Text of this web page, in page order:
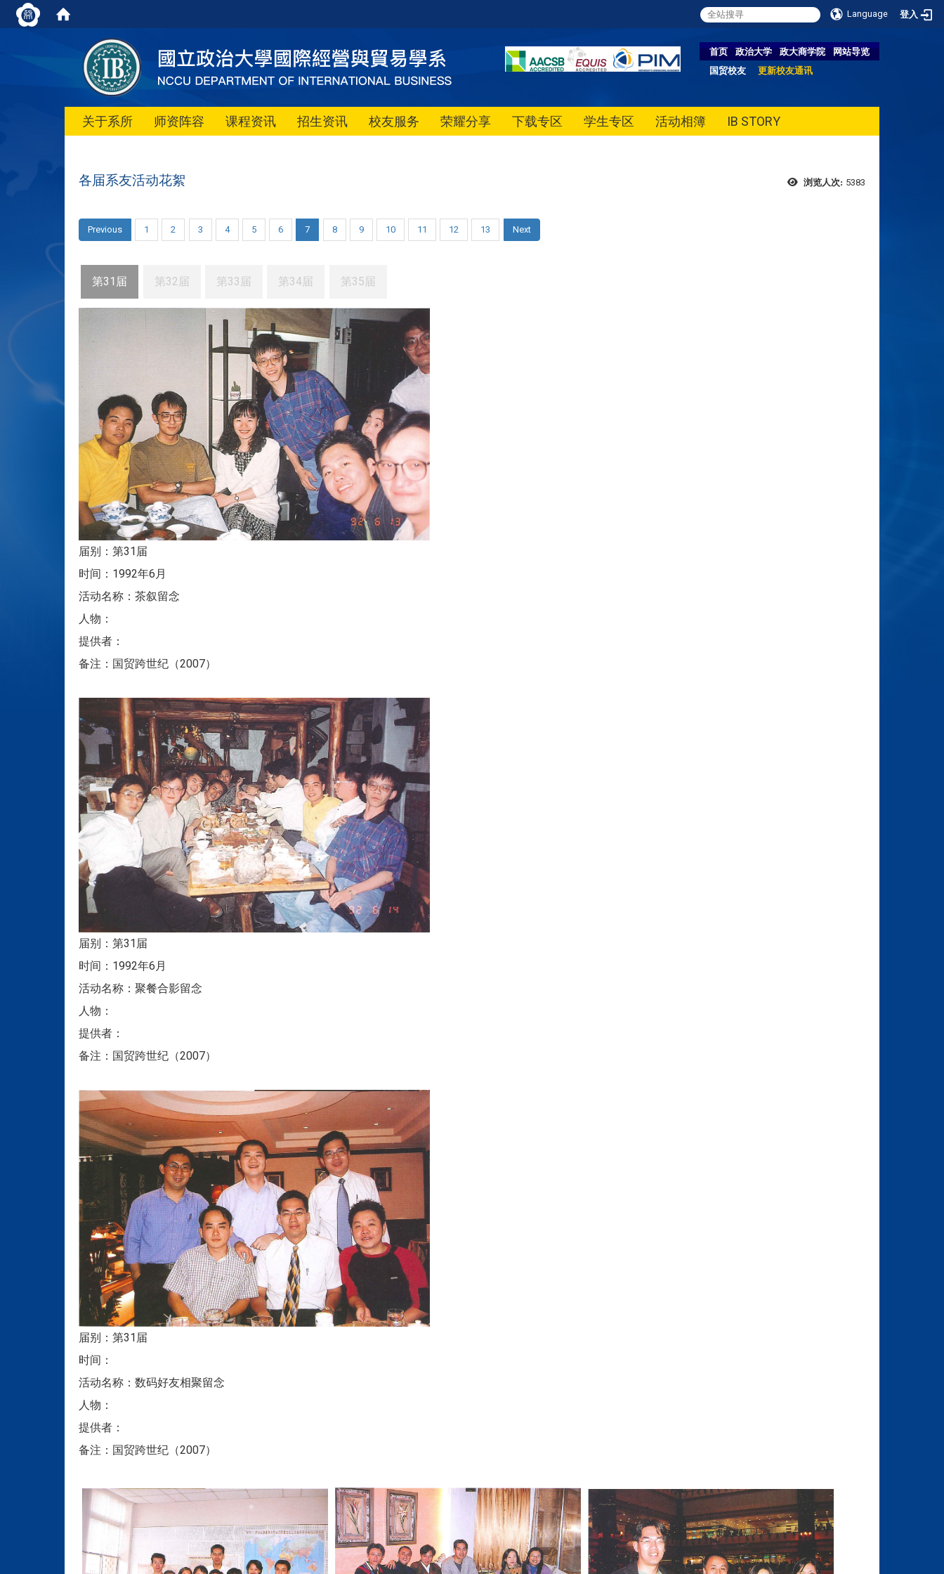
Language 登入
首页 政治大学 政大商学院
网站导览
国贸校友
更新校友通讯
关于系所 师资阵容 课程资讯 招生资讯 校友服务 荣耀分享 下载专区 学生专区 活动相簿 IB STORY
浏览人次: 5383
各届系友活动花絮
Previous 1 2 3 4 5 6 7 8 9 10 11 12 13 Next
第31届 第32届 第33届 第34届 第35届
届别：第31届
时间：1992年6月
活动名称：茶叙留念
人物：
提供者：
备注：国贸跨世纪（2007）
届别：第31届
时间：1992年6月
活动名称：聚餐合影留念
人物：
提供者：
备注：国贸跨世纪（2007）
届别：第31届
时间：
活动名称：数码好友相聚留念
人物：
提供者：
备注：国贸跨世纪（2007）